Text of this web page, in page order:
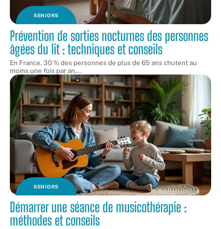
SENIORS
Prévention de sorties nocturnes des personnes
âgées du lit : techniques et conseils
En France, 30 % des personnes de plus de 65 ans chutent au
moins une fois par an,…
SENIORS
Démarrer une séance de musicothérapie :
méthodes et conseils